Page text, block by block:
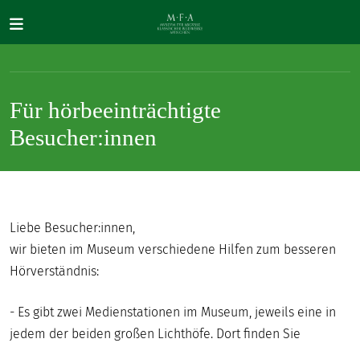
Main navigation
IHR
BESUCH
FÜR
ALLE
Für hörbeeinträchtigte
Besucher:innen
Liebe Besucher:innen,
wir bieten im Museum verschiedene Hilfen zum besseren
Hörverständnis:
- Es gibt zwei Medienstationen im Museum, jeweils eine in
jedem der beiden großen Lichthöfe. Dort finden Sie